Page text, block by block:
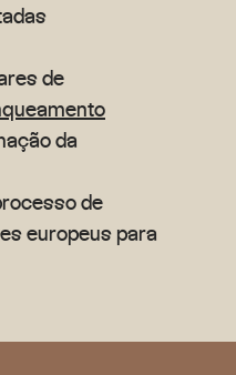
de
da
de
europeus para